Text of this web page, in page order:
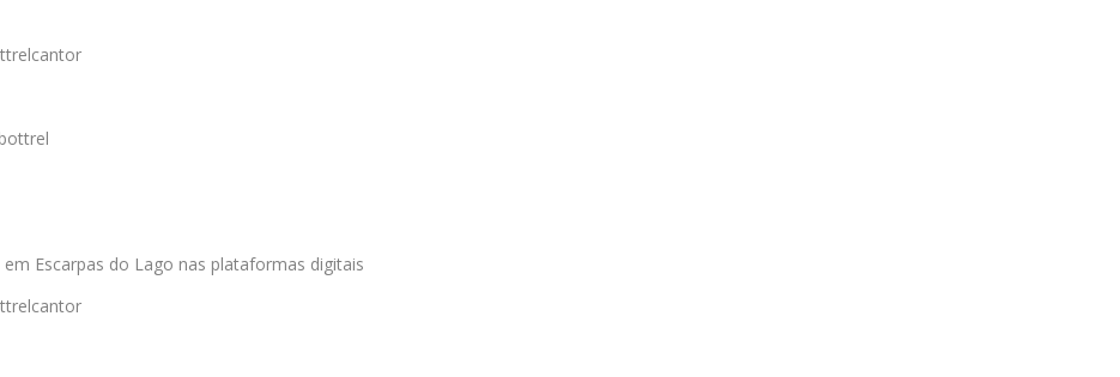
Escarpas do Lago nas plataformas digitais